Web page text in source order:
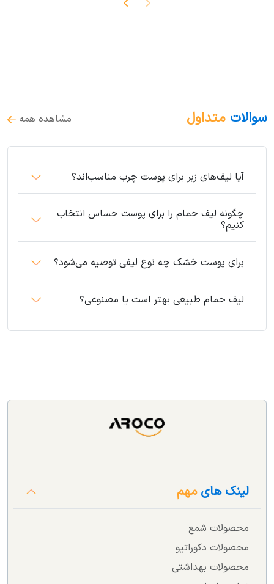
سوالات متداول مشاهده همه
آیا لیف‌های زبر برای پوست چرب مناسب‌اند؟
چگونه لیف حمام را برای پوست حساس انتخاب
کنیم؟
برای پوست خشک چه نوع لیفی توصیه می‌شود؟
لیف حمام طبیعی بهتر است یا مصنوعی؟
لینک هایمهم
محصولات شمع
محصولات دکوراتیو
محصولات بهداشتی